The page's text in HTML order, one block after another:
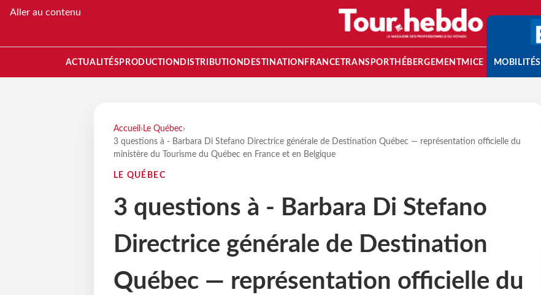
Aller au contenu
ACTUALITÉS PRODUCTION DISTRIBUTION DESTINATION FRANCETRANSPORT HÉBERGEMENTMICE MOBILITÉS
Accueil › Le Québec›
3 questions à - Barbara Di Stefano Directrice générale de Destination Québec — représentation officielle du
ministère du Tourisme du Québec en France et en Belgique
LE QUÉBEC
3 questions à - Barbara Di Stefano
Directrice générale de Destination
Québec — représentation officielle du